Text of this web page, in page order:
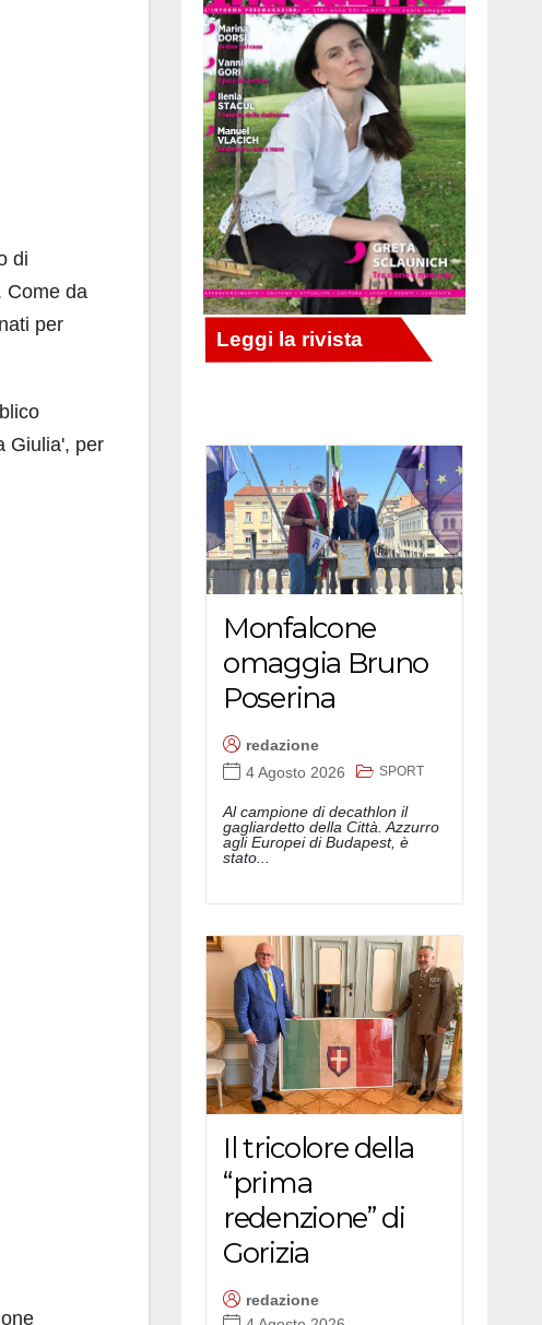
di
Come da
per
Giulia', per
Monfalcone
omaggia Bruno
Poserina
redazione
4 Agosto 2026
SPORT
Al campione di decathlon il
gagliardetto della Città. Azzurro
agli Europei di Budapest, è
stato...
Il tricolore della
“prima
redenzione” di
Gorizia
redazione